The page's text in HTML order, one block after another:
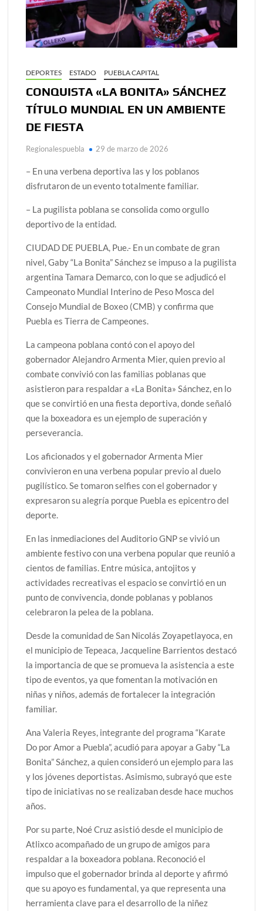
DEPORTES ESTADO PUEBLA CAPITAL
CONQUISTA «LA BONITA» SÁNCHEZ
TÍTULO MUNDIAL EN UN AMBIENTE
DE FIESTA
Regionalespuebla 29 de marzo de 2026
– En una verbena deportiva las y los poblanos
disfrutaron de un evento totalmente familiar.
– La pugilista poblana se consolida como orgullo
deportivo de la entidad.
CIUDAD DE PUEBLA, Pue.- En un combate de gran
nivel, Gaby “La Bonita” Sánchez se impuso a la pugilista
argentina Tamara Demarco, con lo que se adjudicó el
Campeonato Mundial Interino de Peso Mosca del
Consejo Mundial de Boxeo (CMB) y confirma que
Puebla es Tierra de Campeones.
La campeona poblana contó con el apoyo del
gobernador Alejandro Armenta Mier, quien previo al
combate convivió con las familias poblanas que
asistieron para respaldar a «La Bonita» Sánchez, en lo
que se convirtió en una fiesta deportiva, donde señaló
que la boxeadora es un ejemplo de superación y
perseverancia.
Los aficionados y el gobernador Armenta Mier
convivieron en una verbena popular previo al duelo
pugilístico. Se tomaron selfies con el gobernador y
expresaron su alegría porque Puebla es epicentro del
deporte.
En las inmediaciones del Auditorio GNP se vivió un
ambiente festivo con una verbena popular que reunió a
cientos de familias. Entre música, antojitos y
actividades recreativas el espacio se convirtió en un
punto de convivencia, donde poblanas y poblanos
celebraron la pelea de la poblana.
Desde la comunidad de San Nicolás Zoyapetlayoca, en
el municipio de Tepeaca, Jacqueline Barrientos destacó
la importancia de que se promueva la asistencia a este
tipo de eventos, ya que fomentan la motivación en
niñas y niños, además de fortalecer la integración
familiar.
Ana Valeria Reyes, integrante del programa “Karate
Do por Amor a Puebla”, acudió para apoyar a Gaby “La
Bonita” Sánchez, a quien consideró un ejemplo para las
y los jóvenes deportistas. Asimismo, subrayó que este
tipo de iniciativas no se realizaban desde hace muchos
años.
Por su parte, Noé Cruz asistió desde el municipio de
Atlixco acompañado de un grupo de amigos para
respaldar a la boxeadora poblana. Reconoció el
impulso que el gobernador brinda al deporte y afirmó
que su apoyo es fundamental, ya que representa una
herramienta clave para el desarrollo de la niñez